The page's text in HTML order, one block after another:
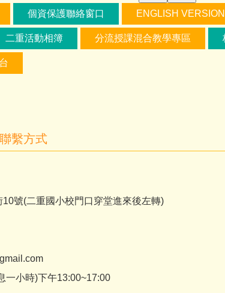
個資保護聯絡窗口 ENGLISH VERSION
二重活動相簿 分流授課混合教學專區
繫方式
號(二重國小校門口穿堂進來後左轉)
一小時)下午13:00~17:00